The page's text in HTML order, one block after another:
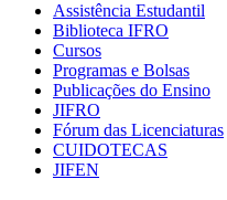
Assistência Estudantil
Biblioteca IFRO
Cursos
Programas e Bolsas
Publicações do Ensino
JIFRO
Fórum das Licenciaturas
CUIDOTECAS
JIFEN